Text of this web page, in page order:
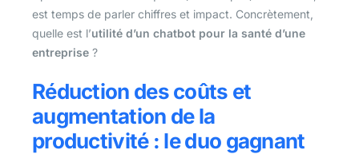
est temps de parler chiffres et impact. Concrètement,
quelle est l’utilité d’un chatbot pour la santé d’une
entreprise ?
Réduction des coûts et
augmentation de la
productivité : le duo gagnant